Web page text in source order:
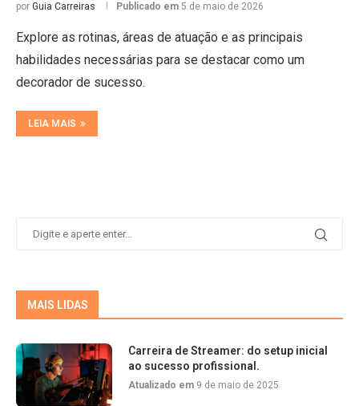
por Guia Carreiras Publicado em 5 de maio de 2026
Explore as rotinas, áreas de atuação e as principais
habilidades necessárias para se destacar como um
decorador de sucesso.
LEIA MAIS
MAIS LIDAS
Carreira de Streamer: do setup inicial
ao sucesso profissional.
Atualizado em 9 de maio de 2025